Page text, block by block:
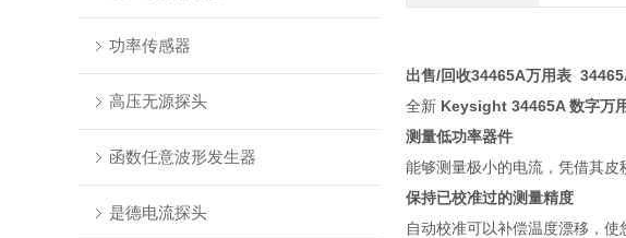
功率传感器
高压无源探头
函数任意波形发生器
是德电流探头
出售/回收34465A万用表
全新 Keysight 34465A 数字万
测量低功率器件
能够测量极小的电流，凭借其皮
保持已校准过的测量精度
自动校准可以补偿温度漂移，使